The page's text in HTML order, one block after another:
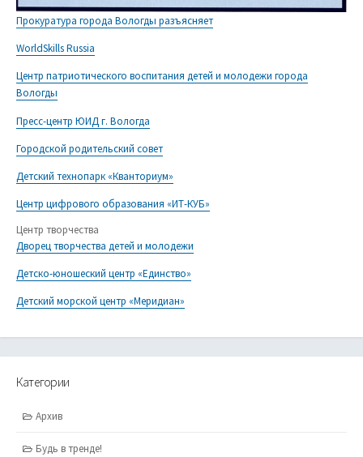
Прокуратура города Вологды разъясняет
WorldSkills Russia
Центр патриотического воспитания детей и молодежи города
Вологды
Пресс-центр ЮИД г. Вологда
Городской родительский совет
Детский технопарк «Кванториум»
Центр цифрового образования «ИТ-КУБ»
Центр творчества
Дворец творчества детей и молодежи
Детско-юношеский центр «Единство»
Детский морской центр «Меридиан»
Категории
Архив
Будь в тренде!